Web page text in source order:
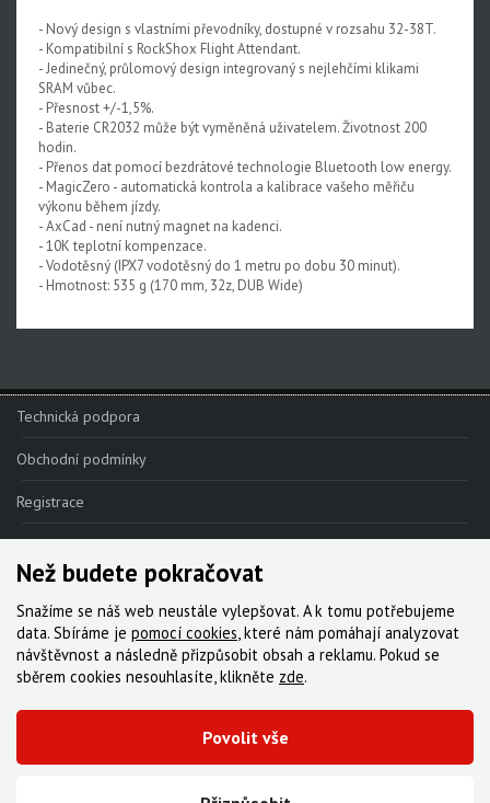
XPLR AXS
Red eTap
Red22/Red
Force 1
Force22/Force
Rival 1
Rival22/Rival
MOTIVE - NEW!!!
DB4
Brzdové destičky
Brzdové hadice
- Nový design s vlastními převodníky, dostupné v rozsahu 32-38T.
- Kompatibilní s RockShox Flight Attendant.
- Jedinečný, průlomový design integrovaný s nejlehčími klikami
SRAM vůbec.
- Přesnost +/-1,5%.
- Baterie CR2032 může být vyměněná uživatelem. Životnost 200
hodin.
- Přenos dat pomocí bezdrátové technologie Bluetooth low energy.
- MagicZero - automatická kontrola a kalibrace vašeho měřiču
výkonu během jízdy.
- AxCad - není nutný magnet na kadenci.
- 10K teplotní kompenzace.
- Vodotěsný (IPX7 vodotěsný do 1 metru po dobu 30 minut).
- Hmotnost: 535 g (170 mm, 32z, DUB Wide)
Technická podpora
Obchodní podmínky
Registrace
Reklamace
Kde nakoupit
Kontakt
Servis
Ke stažení
© 2000-2026 Všechna práva vyhrazena,Cyklo Žitný, s.r.o.|Zásady cookies
Než budete pokračovat
Snažíme se náš web neustále vylepšovat. A k tomu potřebujeme
data. Sbíráme je pomocí cookies, které nám pomáhají analyzovat
návštěvnost a následně přizpůsobit obsah a reklamu. Pokud se
sběrem cookies nesouhlasíte, klikněte zde.
Povolit vše